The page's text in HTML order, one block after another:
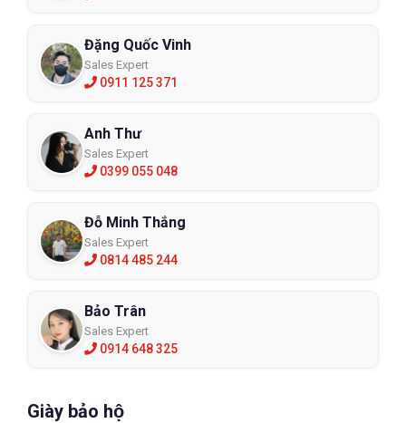
Đặng Quốc Vinh
Sales Expert
0911 125 371
Anh Thư
Sales Expert
0399 055 048
Đỗ Minh Thắng
Sales Expert
0814 485 244
Bảo Trân
Sales Expert
0914 648 325
Giày bảo hộ